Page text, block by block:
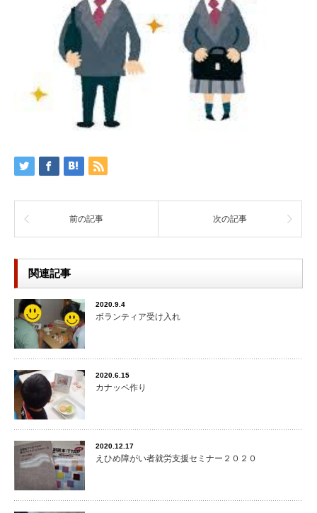
前の記事 次の記事
関連記事
2020.9.4
ボランティア受け入れ
2020.6.15
カナッペ作り
2020.12.17
えひめ障がい者就労支援セミナー２０２０